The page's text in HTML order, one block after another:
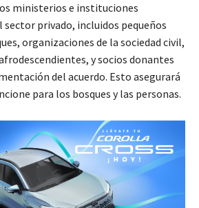
ministerios e instituciones
privado, incluidos pequeños
organizaciones de la sociedad civil,
y socios donantes
del acuerdo. Esto asegurará
para los bosques y las personas.